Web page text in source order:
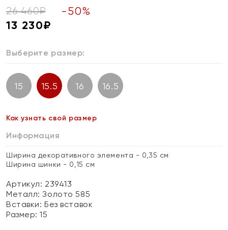
26 460₽ -50%
13 230₽
Выберите размер:
15 15.5 16 16.5
Как узнать свой размер
Информация
Ширина декоративного элемента - 0,35 см
Ширина шинки - 0,15 см
Артикул: 239413
Металл:Золото 585
Вставки:Без вставок
Размер:15